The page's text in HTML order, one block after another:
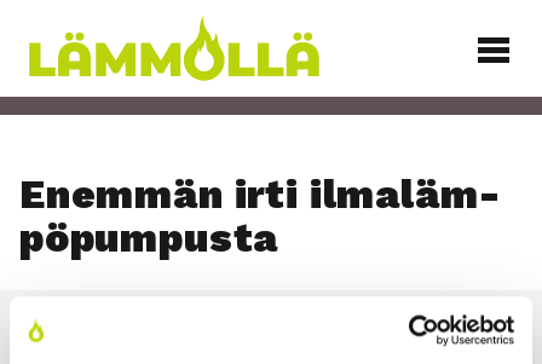
sisältöön
Lämmöllä
Enem­män irti ilma­läm­
pö­pum­pus­ta